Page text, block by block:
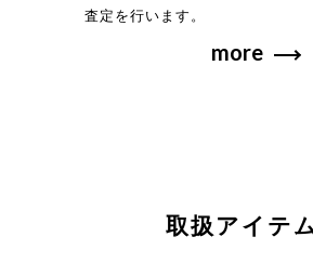
査定を行います。
more
取扱アイテ